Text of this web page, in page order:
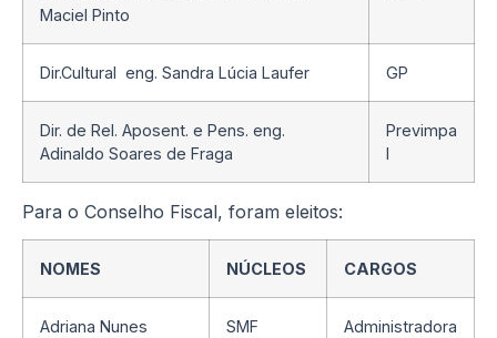
Maciel Pinto
Dir.Cultural eng. Sandra Lúcia Laufer GP
Dir. de Rel. Aposent. e Pens. eng.
Adinaldo Soares de Fraga
Previmpa
I
Para o Conselho Fiscal, foram eleitos:
NOMES NÚCLEOS CARGOS
Adriana Nunes
SMF Administradora